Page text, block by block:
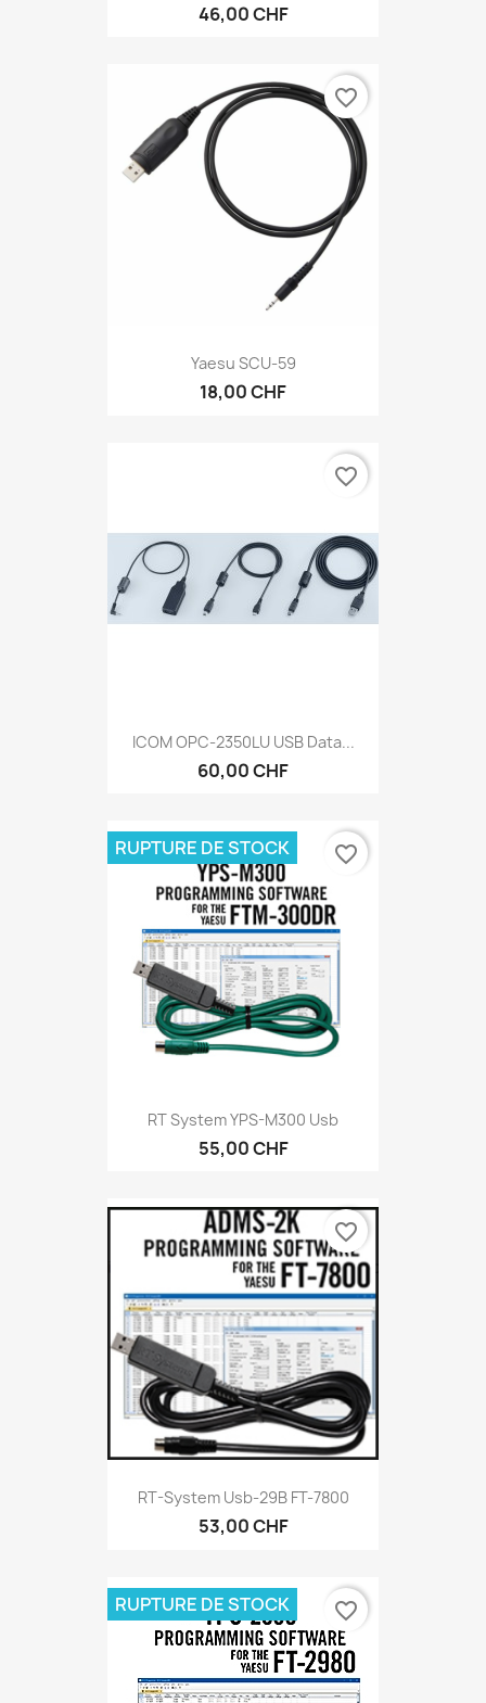
46,00 CHF
Yaesu SCU-59
18,00 CHF
favorite_border
ICOM OPC-2350LU USB Data...
60,00 CHF
favorite_border
RT System YPS-M300 Usb
55,00 CHF
RUPTURE DE STOCK favorite_border
RT-System Usb-29B FT-7800
53,00 CHF
favorite_border
RUPTURE DE STOCK favorite_border